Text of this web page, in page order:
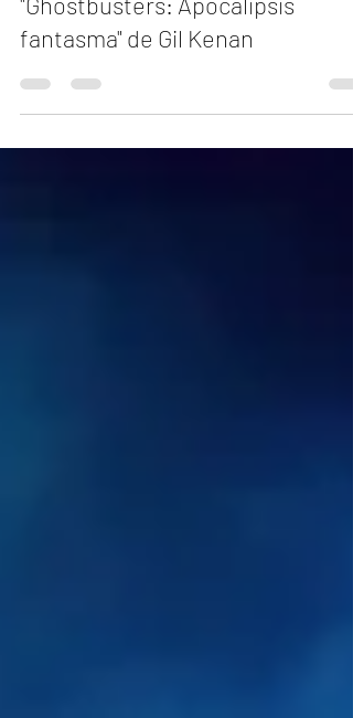
3 abr 2024
3 min de lectura
"Ghostbusters: Apocalipsis
fantasma" de Gil Kenan